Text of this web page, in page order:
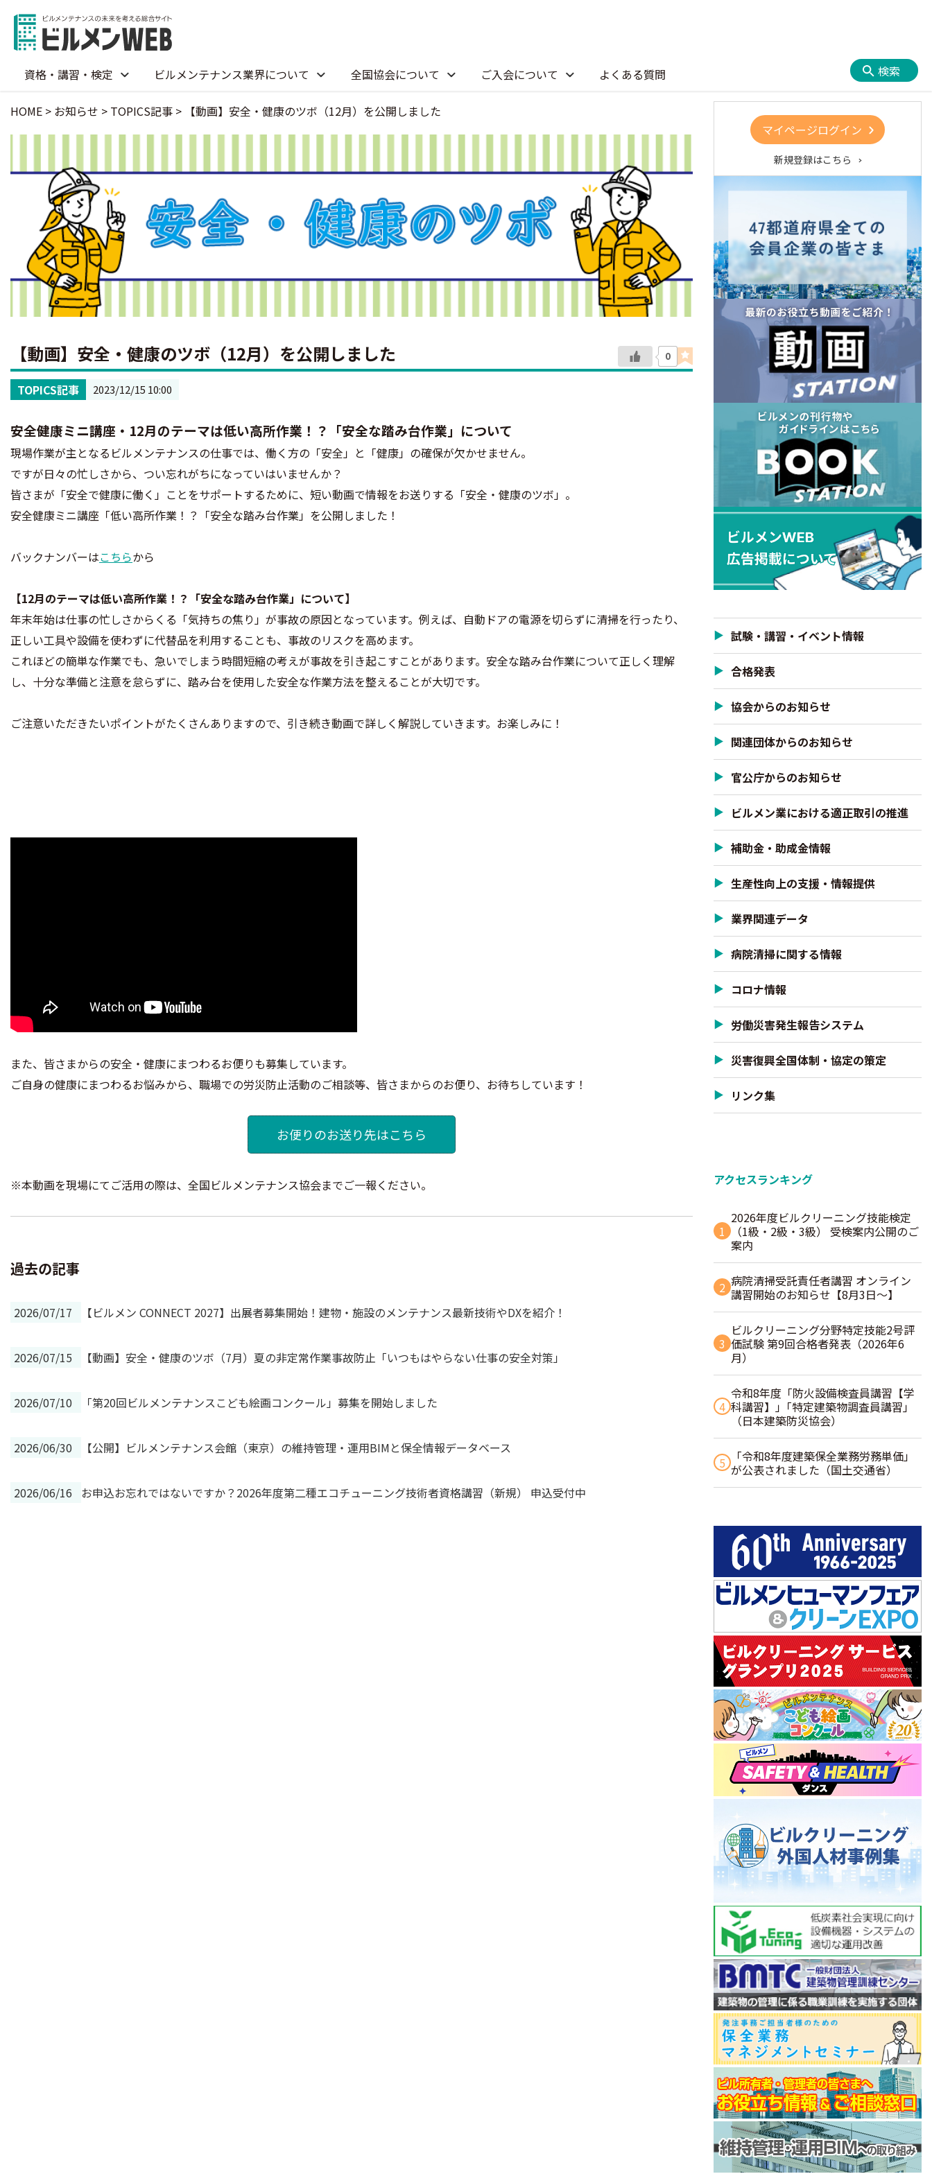
資格・講習・検定 ビルメンテナンス業界について 全国協会について ご入会について よくある質問 検索
HOME > お知らせ > TOPICS記事 > 【動画】安全・健康のツボ（12月）を公開しました
【動画】安全・健康のツボ（12月）を公開しました 0
TOPICS記事 2023/12/15 10:00
安全健康ミニ講座・12月のテーマは低い高所作業！？「安全な踏み台作業」について
現場作業が主となるビルメンテナンスの仕事では、働く方の「安全」と「健康」の確保が欠かせません。
ですが日々の忙しさから、つい忘れがちになっていはいませんか？
皆さまが「安全で健康に働く」ことをサポートするために、短い動画で情報をお送りする「安全・健康のツボ」。
安全健康ミニ講座「低い高所作業！？「安全な踏み台作業」を公開しました！
バックナンバーはこちらから
【12月のテーマは低い高所作業！？「安全な踏み台作業」について】
年末年始は仕事の忙しさからくる「気持ちの焦り」が事故の原因となっています。例えば、自動ドアの電源を切らずに清掃を行ったり、
正しい工具や設備を使わずに代替品を利用することも、事故のリスクを高めます。
これほどの簡単な作業でも、急いでしまう時間短縮の考えが事故を引き起こすことがあります。安全な踏み台作業について正しく理解
し、十分な準備と注意を怠らずに、踏み台を使用した安全な作業方法を整えることが大切です。
ご注意いただきたいポイントがたくさんありますので、引き続き動画で詳しく解説していきます。お楽しみに！
また、皆さまからの安全・健康にまつわるお便りも募集しています。
ご自身の健康にまつわるお悩みから、職場での労災防止活動のご相談等、皆さまからのお便り、お待ちしています！
お便りのお送り先はこちら
※本動画を現場にてご活用の際は、全国ビルメンテナンス協会までご一報ください。
過去の記事
2026/07/17 【ビルメン CONNECT 2027】出展者募集開始！建物・施設のメンテナンス最新技術やDXを紹介！
2026/07/15 【動画】安全・健康のツボ（7月）夏の非定常作業事故防止「いつもはやらない仕事の安全対策」
2026/07/10 「第20回ビルメンテナンスこども絵画コンクール」募集を開始しました
2026/06/30 【公開】ビルメンテナンス会館（東京）の維持管理・運用BIMと保全情報データベース
2026/06/16 お申込お忘れではないですか？2026年度第二種エコチューニング技術者資格講習（新規） 申込受付中
マイページログイン
新規登録はこちら
試験・講習・イベント情報
合格発表
協会からのお知らせ
関連団体からのお知らせ
官公庁からのお知らせ
ビルメン業における適正取引の推進
補助金・助成金情報
生産性向上の支援・情報提供
業界関連データ
病院清掃に関する情報
コロナ情報
労働災害発生報告システム
災害復興全国体制・協定の策定
リンク集
アクセスランキング
1
2026年度ビルクリーニング技能検定
（1級・2級・3級） 受検案内公開のご
案内
2 病院清掃受託責任者講習 オンライン
講習開始のお知らせ【8月3日～】
3
ビルクリーニング分野特定技能2号評
価試験 第9回合格者発表（2026年6
月）
4
令和8年度「防火設備検査員講習【学
科講習】」｢特定建築物調査員講習｣
（日本建築防災協会）
5
「令和8年度建築保全業務労務単価」
が公表されました（国土交通省）